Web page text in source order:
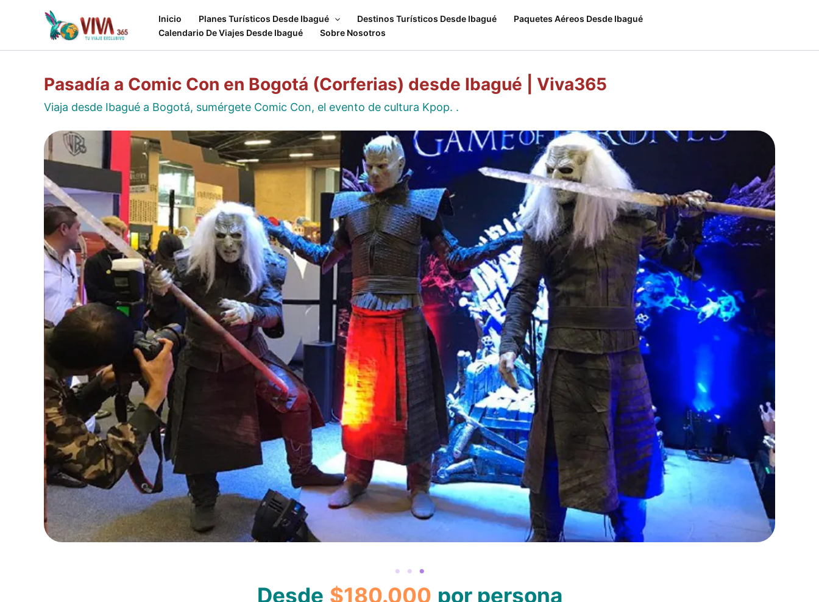
Inicio Planes Turísticos Desde Ibagué Destinos Turísticos Desde Ibagué
Paquetes Aéreos Desde Ibagué
Calendario De Viajes Desde Ibagué
Sobre Nosotros
Pasadía a Comic Con en Bogotá (Corferias) desde Ibagué | Viva365
Viaja desde Ibagué a Bogotá, sumérgete Comic Con, el evento de cultura Kpop. .
Desde $180.000 por persona